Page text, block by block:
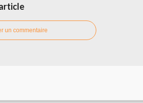
un commentaire